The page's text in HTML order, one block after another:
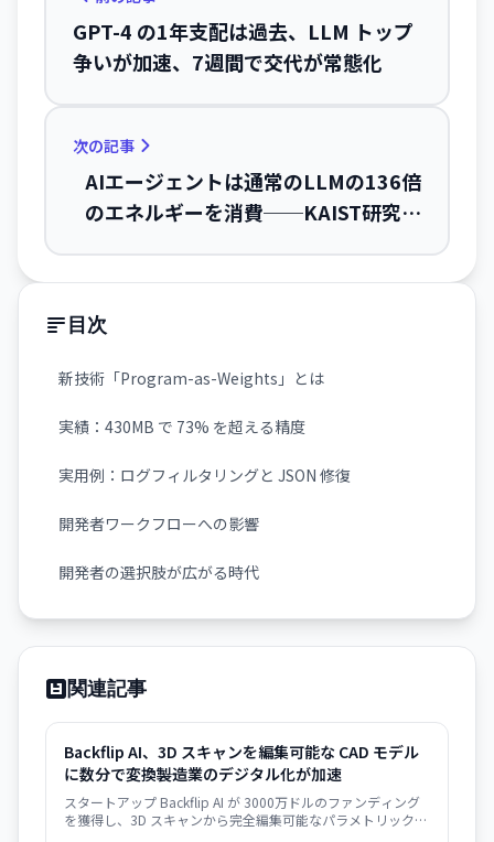
GPT-4 の1年支配は過去、LLM トップ
争いが加速、7週間で交代が常態化
次の記事
AIエージェントは通常のLLMの136倍
のエネルギーを消費──KAIST研究チ
目次
新技術「Program-as-Weights」とは
実績：430MB で 73% を超える精度
実用例：ログフィルタリングと JSON 修復
開発者ワークフローへの影響
開発者の選択肢が広がる時代
関連記事
Backflip AI、3D スキャンを編集可能な CAD モデル
に数分で変換――製造業のデジタル化が加速
スタートアップ Backflip AI が 3000万ドルのファンディング
を獲得し、3D スキャンから完全編集可能なパラメトリック